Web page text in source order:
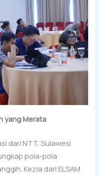
yang Merata
dari NTT, Sulawesi
pola-pola
Kezia dari ELSAM